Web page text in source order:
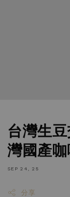
台灣生
灣國產
SEP 24, 25
分享